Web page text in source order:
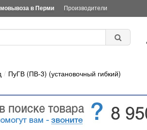
в Перми Производители
ПуГВ (ПВ-3) (установочный гибкий)